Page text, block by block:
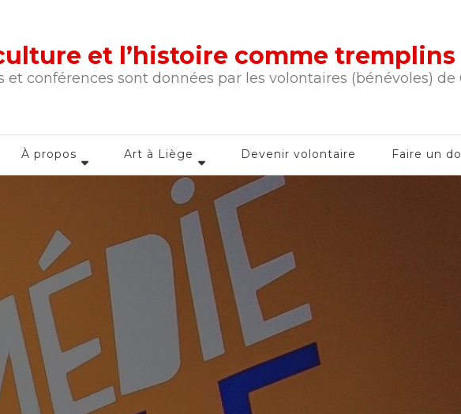
et l’histoire comme tremplins
et conférences sont données par les volontaires (bénévoles) de
À propos Art à Liège Devenir volontaire Faire un